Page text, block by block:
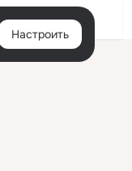
Настроить